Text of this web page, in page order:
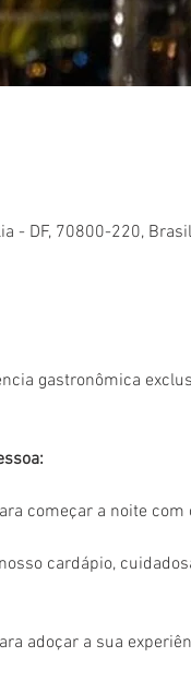
- DF, 70800-220, Brasil
gastronômica
começar a noite com
cardápio,
adoçar a sua